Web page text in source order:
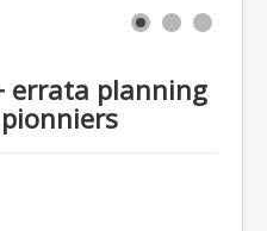
errata planning